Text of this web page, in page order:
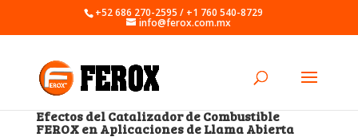
+52 686 270-2595 / +1 760 540-8729
info@ferox.com.mx
Efectos del Catalizador de Combustible
FEROX en Aplicaciones de Llama Abierta